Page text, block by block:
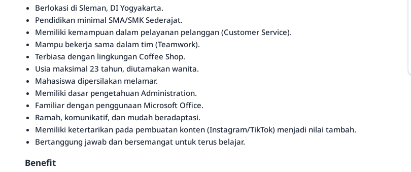
Berlokasi di Sleman, DI Yogyakarta.
Pendidikan minimal SMA/SMK Sederajat.
Memiliki kemampuan dalam pelayanan pelanggan (Customer Service).
Mampu bekerja sama dalam tim (Teamwork).
Terbiasa dengan lingkungan Coffee Shop.
Usia maksimal 23 tahun, diutamakan wanita.
Mahasiswa dipersilakan melamar.
Memiliki dasar pengetahuan Administration.
Familiar dengan penggunaan Microsoft Office.
Ramah, komunikatif, dan mudah beradaptasi.
Memiliki ketertarikan pada pembuatan konten (Instagram/TikTok) menjadi nilai tambah.
Bertanggung jawab dan bersemangat untuk terus belajar.
Benefit